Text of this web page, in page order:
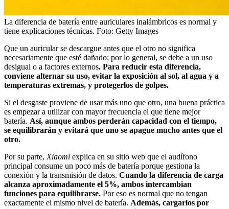
La diferencia de batería entre auriculares inalámbricos es normal y
tiene explicaciones técnicas. Foto: Getty Images
Que un auricular se descargue antes que el otro no significa
necesariamente que esté dañado; por lo general, se debe a un uso
desigual o a factores externos. Para reducir esta diferencia,
conviene alternar su uso, evitar la exposición al sol, al agua y a
temperaturas extremas, y protegerlos de golpes.
Si el desgaste proviene de usar más uno que otro, una buena práctica
es empezar a utilizar con mayor frecuencia el que tiene mejor
batería. Así, aunque ambos perderán capacidad con el tiempo,
se equilibrarán y evitará que uno se apague mucho antes que el
otro.
Por su parte, Xiaomi explica en su sitio web que el audífono
principal consume un poco más de batería porque gestiona la
conexión y la transmisión de datos. Cuando la diferencia de carga
alcanza aproximadamente el 5%, ambos intercambian
funciones para equilibrarse. Por eso es normal que no tengan
exactamente el mismo nivel de batería. Además, cargarlos por